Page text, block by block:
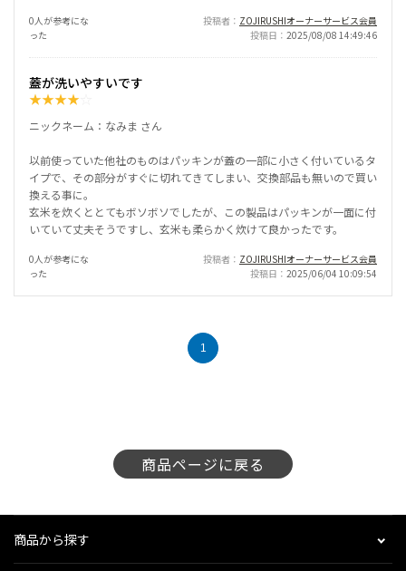
0人が参考にな
った
投稿者
ZOJIRUSHIオーナーサービス会員
投稿日
2025/08/08 14:49:46
蓋が洗いやすいです
★★★★
ニックネーム：なみま さん
以前使っていた他社のものはパッキンが蓋の一部に小さく付いているタ
イプで、その部分がすぐに切れてきてしまい、交換部品も無いので買い
換える事に。
玄米を炊くととてもボソボソでしたが、この製品はパッキンが一面に付
いていて丈夫そうですし、玄米も柔らかく炊けて良かったです。
0人が参考にな
った
投稿者
ZOJIRUSHIオーナーサービス会員
投稿日
2025/06/04 10:09:54
1
商品ページに戻る
商品から探す